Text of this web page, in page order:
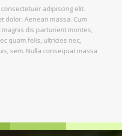
adipiscing elit.
dolor. Aenean massa. Cum
dis parturient montes,
quam felis, ultricies nec,
sem. Nulla consequat massa